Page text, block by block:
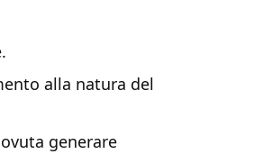
alla natura del
generare